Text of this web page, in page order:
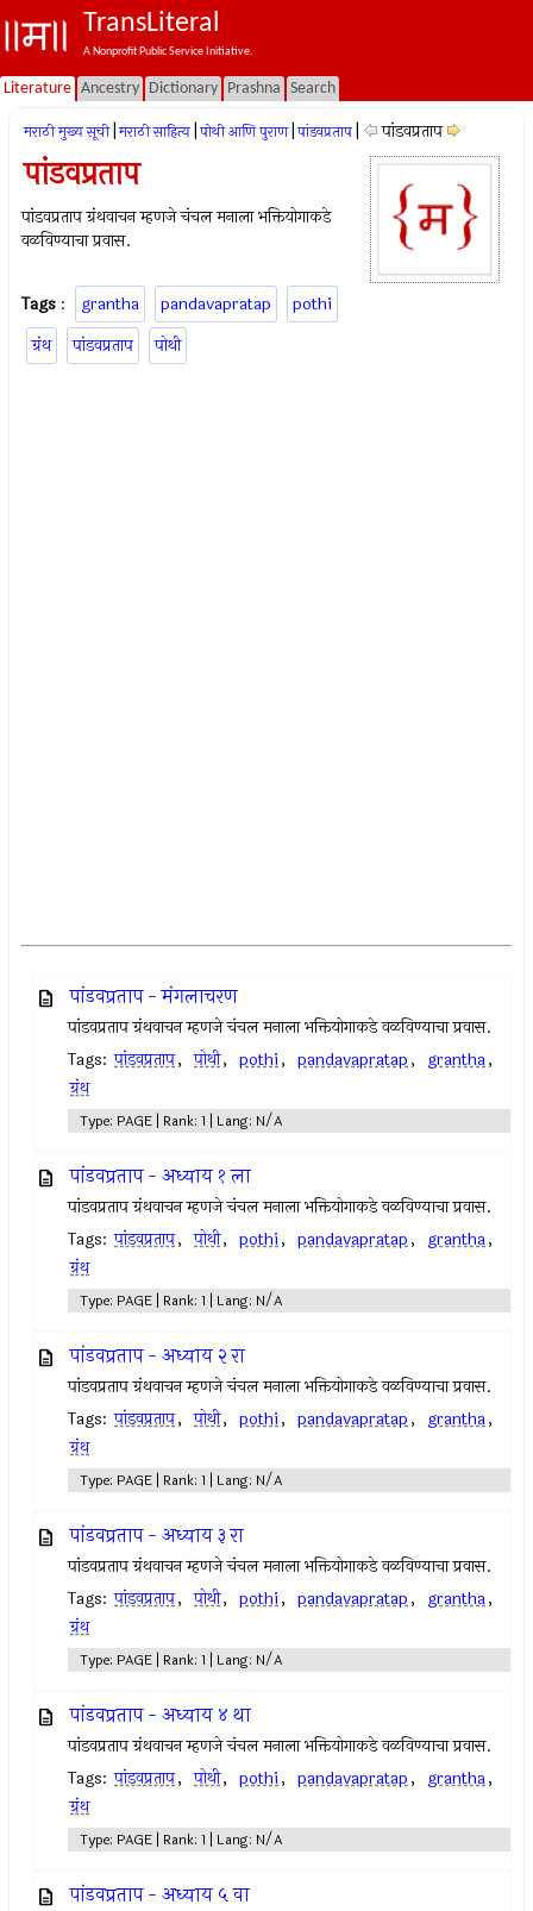
TransLiteral
A Nonprofit Public Service Initiative.
Literature Ancestry Dictionary Prashna Search
मराठी मुख्य सूची मराठी साहित्य पोथी आणि पुराण पांडवप्रताप पांडवप्रताप
पांडवप्रताप
पांडवप्रताप ग्रंथवाचन म्हणजे चंचल मनाला भक्तियोगाकडे
वळविण्याचा प्रवास.
Tags : grantha pandavapratap
pothi
ग्रंथ
पांडवप्रताप पोथी
पांडवप्रताप - मंगलाचरण
पांडवप्रताप ग्रंथवाचन म्हणजे चंचल मनाला भक्तियोगाकडे वळविण्याचा प्रवास.
Tags: पांडवप्रताप, पोथी, pothi, pandavapratap, grantha,
ग्रंथ
Type: PAGE | Rank: 1 | Lang: N/A
पांडवप्रताप - अध्याय १ ला
पांडवप्रताप ग्रंथवाचन म्हणजे चंचल मनाला भक्तियोगाकडे वळविण्याचा प्रवास.
Tags: पांडवप्रताप, पोथी, pothi, pandavapratap, grantha,
ग्रंथ
Type: PAGE | Rank: 1 | Lang: N/A
पांडवप्रताप - अध्याय २ रा
पांडवप्रताप ग्रंथवाचन म्हणजे चंचल मनाला भक्तियोगाकडे वळविण्याचा प्रवास.
Tags: पांडवप्रताप, पोथी, pothi, pandavapratap, grantha,
ग्रंथ
Type: PAGE | Rank: 1 | Lang: N/A
पांडवप्रताप - अध्याय ३ रा
पांडवप्रताप ग्रंथवाचन म्हणजे चंचल मनाला भक्तियोगाकडे वळविण्याचा प्रवास.
Tags: पांडवप्रताप, पोथी, pothi, pandavapratap, grantha,
ग्रंथ
Type: PAGE | Rank: 1 | Lang: N/A
पांडवप्रताप - अध्याय ४ था
पांडवप्रताप ग्रंथवाचन म्हणजे चंचल मनाला भक्तियोगाकडे वळविण्याचा प्रवास.
Tags: पांडवप्रताप, पोथी, pothi, pandavapratap, grantha,
ग्रंथ
Type: PAGE | Rank: 1 | Lang: N/A
पांडवप्रताप - अध्याय ५ वा